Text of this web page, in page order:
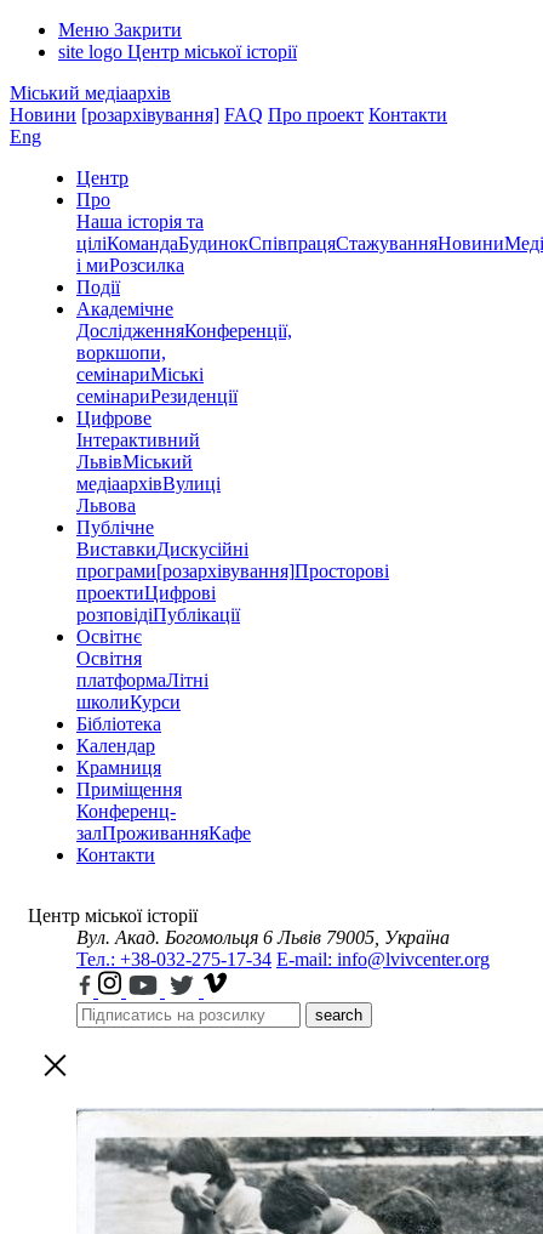
Меню Закрити
site logo Центр міської історії
Міський медіаархів
Новини [розархівування] FAQ Про проект Контакти
Eng
Центр
Про
Наша історія та
ціліКомандаБудинокСпівпрацяСтажуванняНовини
і миРозсилка
Події
Академічне
ДослідженняКонференції,
воркшопи,
семінариМіські
семінариРезиденції
Цифрове
Інтерактивний
ЛьвівМіський
медіаархівВулиці
Львова
Публічне
ВиставкиДискусійні
програми[розархівування]Просторові
проектиЦифрові
розповідіПублікації
Освітнє
Освітня
платформаЛітні
школиКурси
Бібліотека
Календар
Крамниця
Приміщення
Конференц-
залПроживанняКафе
Контакти
Центр міської історії
Вул. Акад. Богомольця 6 Львів 79005, Україна
Тел.: +38-032-275-17-34 E-mail: info@lvivcenter.org
search